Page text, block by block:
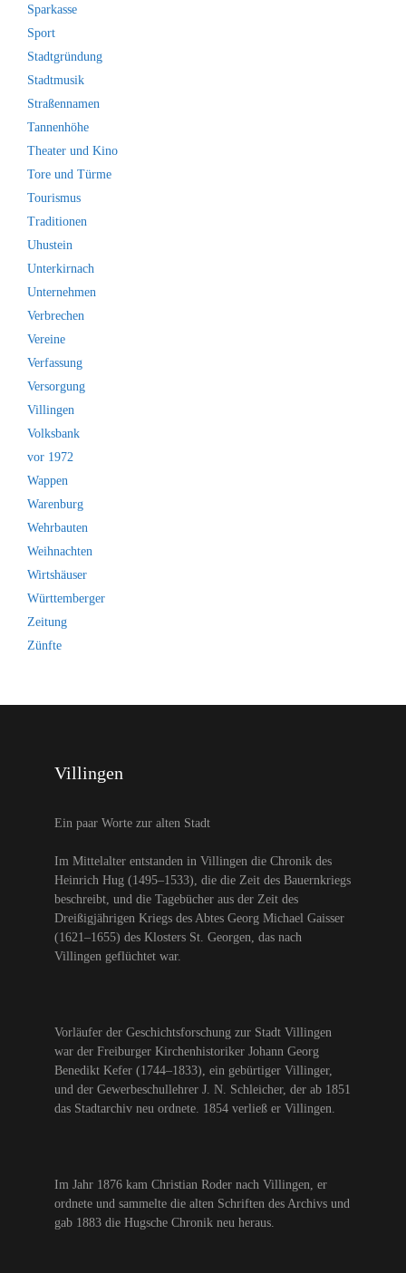
Sparkasse
Sport
Stadtgründung
Stadtmusik
Straßennamen
Tannenhöhe
Theater und Kino
Tore und Türme
Tourismus
Traditionen
Uhustein
Unterkirnach
Unternehmen
Verbrechen
Vereine
Verfassung
Versorgung
Villingen
Volksbank
vor 1972
Wappen
Warenburg
Wehrbauten
Weihnachten
Wirtshäuser
Württemberger
Zeitung
Zünfte
Villingen
Ein paar Worte zur alten Stadt
Im Mittelalter entstanden in Villingen die Chronik des
Heinrich Hug (1495–1533), die die Zeit des Bauernkriegs
beschreibt, und die Tagebücher aus der Zeit des
Dreißigjährigen Kriegs des Abtes Georg Michael Gaisser
(1621–1655) des Klosters St. Georgen, das nach
Villingen geflüchtet war.
Vorläufer der Geschichtsforschung zur Stadt Villingen
war der Freiburger Kirchenhistoriker Johann Georg
Benedikt Kefer (1744–1833), ein gebürtiger Villinger,
und der Gewerbeschullehrer J. N. Schleicher, der ab 1851
das Stadtarchiv neu ordnete. 1854 verließ er Villingen.
Im Jahr 1876 kam Christian Roder nach Villingen, er
ordnete und sammelte die alten Schriften des Archivs und
gab 1883 die Hugsche Chronik neu heraus.